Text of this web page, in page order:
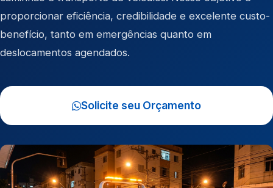
proporcionar eficiência, credibilidade e excelente custo-
benefício, tanto em emergências quanto em
deslocamentos agendados.
Solicite seu Orçamento